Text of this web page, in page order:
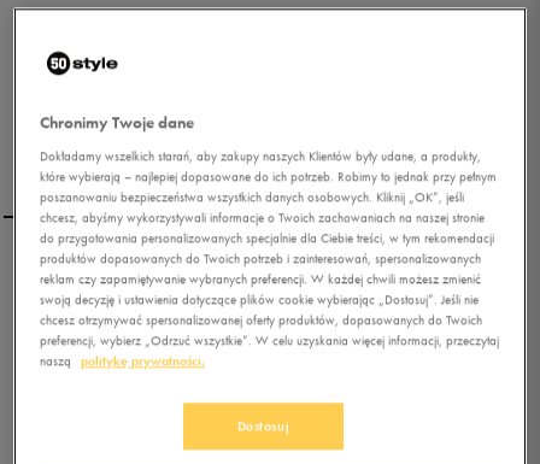
NIKE SZORTY GYM
VINTAGE SHORT
0.0
KLUBIE 50 STYLE
Chronimy Twoje dane
Dokładamy wszelkich starań, aby zakupy naszych Klientów były udane, a produkty,
które wybierają – najlepiej dopasowane do ich potrzeb. Robimy to jednak przy pełnym
poszanowaniu bezpieczeństwa wszystkich danych osobowych. Kliknij „OK”, jeśli
chcesz, abyśmy wykorzystywali informacje o Twoich zachowaniach na naszej stronie
do przygotowania personalizowanych specjalnie dla Ciebie treści, w tym rekomendacji
produktów dopasowanych do Twoich potrzeb i zainteresowań, spersonalizowanych
reklam czy zapamiętywanie wybranych preferencji. W każdej chwili możesz zmienić
swoją decyzję i ustawienia dotyczące plików cookie wybierając „Dostosuj”. Jeśli nie
chcesz otrzymywać spersonalizowanej oferty produktów, dopasowanych do Twoich
preferencji, wybierz „Odrzuć wszystkie”. W celu uzyskania więcej informacji, przeczytaj
naszą
politykę prywatności.
Dostosuj